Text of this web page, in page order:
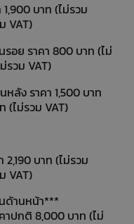
บาท (ไม่รวม
VAT)
อย ราคา 800 บาท (ไม่
รวม VAT)
หลัง ราคา 1,500 บาท
(ไม่รวม VAT)
บาท (ไม่รวม
VAT)
านหน้า***
าปกติ 8,000 บาท (ไม่